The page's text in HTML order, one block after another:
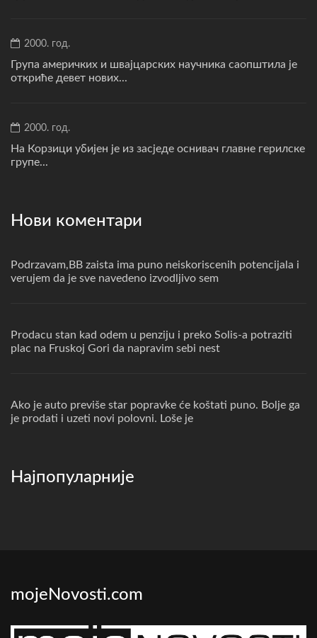
2000. год.
Група америчких и швајцарских научника саопштила је
откриће девет нових...
2000. год.
На Корзици убијен је из засједе оснивач главне герилске
групе...
Нови коментари
Podrzavam,BB zaista ima puno neiskoriscenih potencijala i
verujem da je sve navedeno izvodljivo sem
Prodacu stan kad odem u penziju i preko Solis-a potraziti
plac na Fruskoj Gori da napravim sebi nest
Ako je auto previše star popravke će koštati puno. Bolje ga
je prodati i uzeti novi polovni. Loše je
Најпопуларније
mojeNovosti.com